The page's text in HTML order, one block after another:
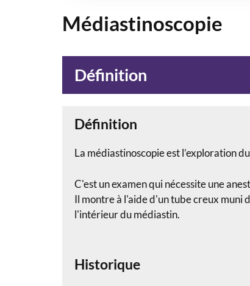
Médiastinoscopie
Définition
Définition
La médiastinoscopie est l’exploration
C'est un examen qui nécessite une
Il montre à l'aide d'un tube creux muni
l'intérieur du médiastin.
Historique